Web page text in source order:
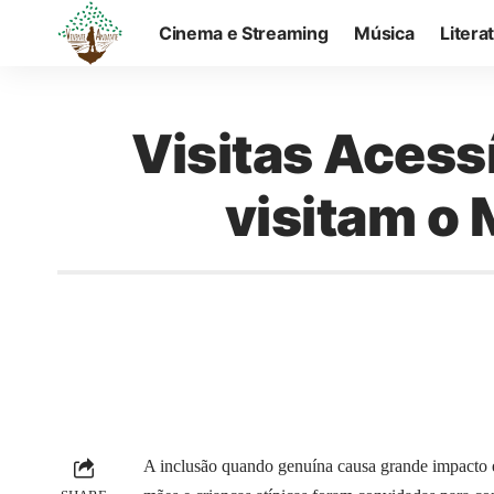
Cinema e Streaming Música
Visitas
visitam o
A inclusão quando genuína causa grande